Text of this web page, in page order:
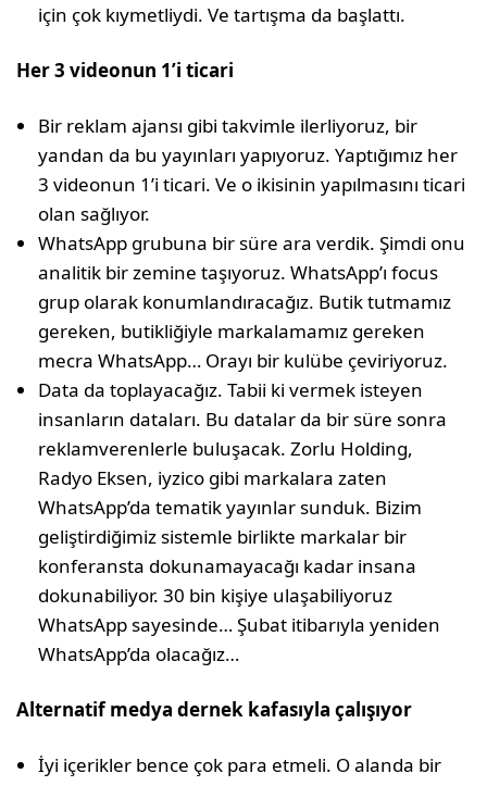
için çok kıymetliydi. Ve tartışma da başlattı.
Her 3 videonun 1’i ticari
Bir reklam ajansı gibi takvimle ilerliyoruz, bir
yandan da bu yayınları yapıyoruz. Yaptığımız her
3 videonun 1’i ticari. Ve o ikisinin yapılmasını ticari
olan sağlıyor.
WhatsApp grubuna bir süre ara verdik. Şimdi onu
analitik bir zemine taşıyoruz. WhatsApp’ı focus
grup olarak konumlandıracağız. Butik tutmamız
gereken, butikliğiyle markalamamız gereken
mecra WhatsApp… Orayı bir kulübe çeviriyoruz.
Data da toplayacağız. Tabii ki vermek isteyen
insanların dataları. Bu datalar da bir süre sonra
reklamverenlerle buluşacak. Zorlu Holding,
Radyo Eksen, iyzico gibi markalara zaten
WhatsApp’da tematik yayınlar sunduk. Bizim
geliştirdiğimiz sistemle birlikte markalar bir
konferansta dokunamayacağı kadar insana
dokunabiliyor. 30 bin kişiye ulaşabiliyoruz
WhatsApp sayesinde… Şubat itibarıyla yeniden
WhatsApp’da olacağız…
Alternatif medya dernek kafasıyla çalışıyor
İyi içerikler bence çok para etmeli. O alanda bir